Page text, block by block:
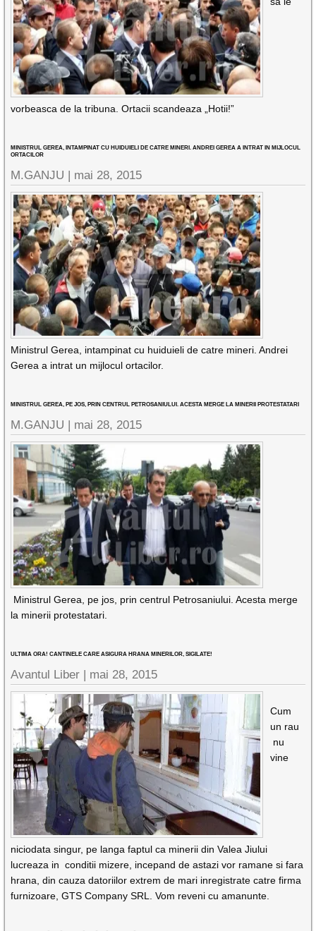
vorbeasca de la tribuna. Ortacii scandeaza „Hotii!”
MINISTRUL GEREA, INTAMPINAT CU HUIDUIELI DE CATRE MINERI. ANDREI GEREA A INTRAT IN MIJLOCUL
ORTACILOR
M.GANJU | mai 28, 2015
Ministrul Gerea, intampinat cu huiduieli de catre mineri. Andrei
Gerea a intrat un mijlocul ortacilor.
MINISTRUL GEREA, PE JOS, PRIN CENTRUL PETROSANIULUI. ACESTA MERGE LA MINERII PROTESTATARI
M.GANJU | mai 28, 2015
Ministrul Gerea, pe jos, prin centrul Petrosaniului. Acesta merge
la minerii protestatari.
ULTIMA ORA! CANTINELE CARE ASIGURA HRANA MINERILOR, SIGILATE!
Avantul Liber | mai 28, 2015
Cum
un rau
nu
vine
niciodata singur, pe langa faptul ca minerii din Valea Jiului
lucreaza in conditii mizere, incepand de astazi vor ramane si fara
hrana, din cauza datoriilor extrem de mari inregistrate catre firma
furnizoare, GTS Company SRL. Vom reveni cu amanunte.